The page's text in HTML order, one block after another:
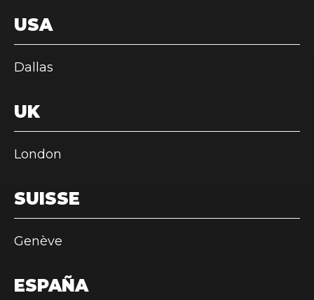
USA
Dallas
UK
London
SUISSE
Genève
ESPAÑA